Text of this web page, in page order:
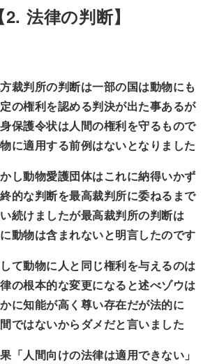
【2. 法律の判断】
裁判所の判断は一部の国は動物にも
の権利を認める判決が出た事あるが
保護令状は人間の権利を守るもので
に適用する前例はないとなりました
し動物愛護団体はこれに納得いかず
的な判断を最高裁判所に委ねるまで
続けましたが最高裁判所の判断は
動物は含まれないと明言したのです
て動物に人と同じ権利を与えるのは
の根本的な変更になると述べゾウは
に知能が高く尊い存在だが法的に
ではないからダメだと言いました
「人間向けの法律は適用できない」